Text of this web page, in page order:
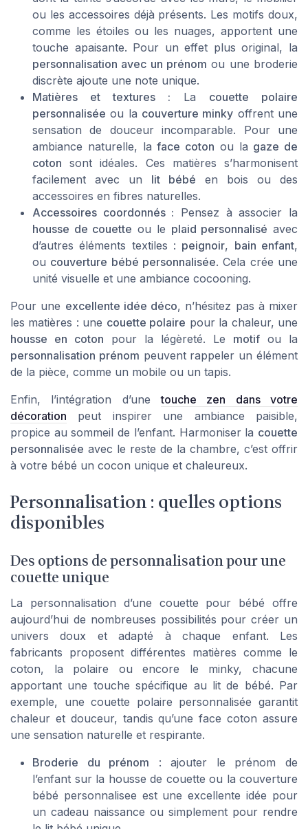
ou les accessoires déjà présents. Les motifs doux,
comme les étoiles ou les nuages, apportent une
touche apaisante. Pour un effet plus original, la
personnalisation avec un prénom ou une broderie
discrète ajoute une note unique.
Matières et textures : La couette polaire
personnalisée ou la couverture minky offrent une
sensation de douceur incomparable. Pour une
ambiance naturelle, laface coton ou la gaze de
coton sont idéales. Ces matières s’harmonisent
facilement avec un lit bébé en bois ou des
accessoires en fibres naturelles.
Accessoires coordonnés : Pensez à associer la
housse de couette ou le plaid personnalisé avec
d’autres éléments textiles : peignoir, bain enfant,
ou couverture bébé personnalisée. Cela crée une
unité visuelle et une ambiance cocooning.
Pour une excellente idée déco, n’hésitez pas à mixer
les matières : une couette polaire pour la chaleur, une
housse en coton pour la légèreté. Le motif ou la
personnalisation prénom peuvent rappeler un élément
de la pièce, comme un mobile ou un tapis.
Enfin, l’intégration d’unetouche zen dans votre
décoration peut inspirer une ambiance paisible,
propice au sommeil de l’enfant. Harmoniser la couette
personnalisée avec le reste de la chambre, c’est offrir
à votre bébé un cocon unique et chaleureux.
Personnalisation : quelles options
disponibles
Des options de personnalisation pour une
couette unique
La personnalisation d’une couette pour bébé offre
aujourd’hui de nombreuses possibilités pour créer un
univers doux et adapté à chaque enfant. Les
fabricants proposent différentes matières comme le
coton, la polaire ou encore le minky, chacune
apportant une touche spécifique au lit de bébé. Par
exemple, une couette polaire personnalisée garantit
chaleur et douceur, tandis qu’une face coton assure
une sensation naturelle et respirante.
Broderie du prénom : ajouter le prénom de
l’enfant sur la housse de couette ou la couverture
bébé personnalisee est une excellente idée pour
un cadeau naissance ou simplement pour rendre